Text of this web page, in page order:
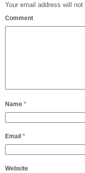
Your email address will not
Comment
Name *
Email *
Website